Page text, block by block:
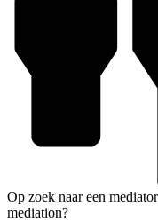
Op zoek naar een
mediation?